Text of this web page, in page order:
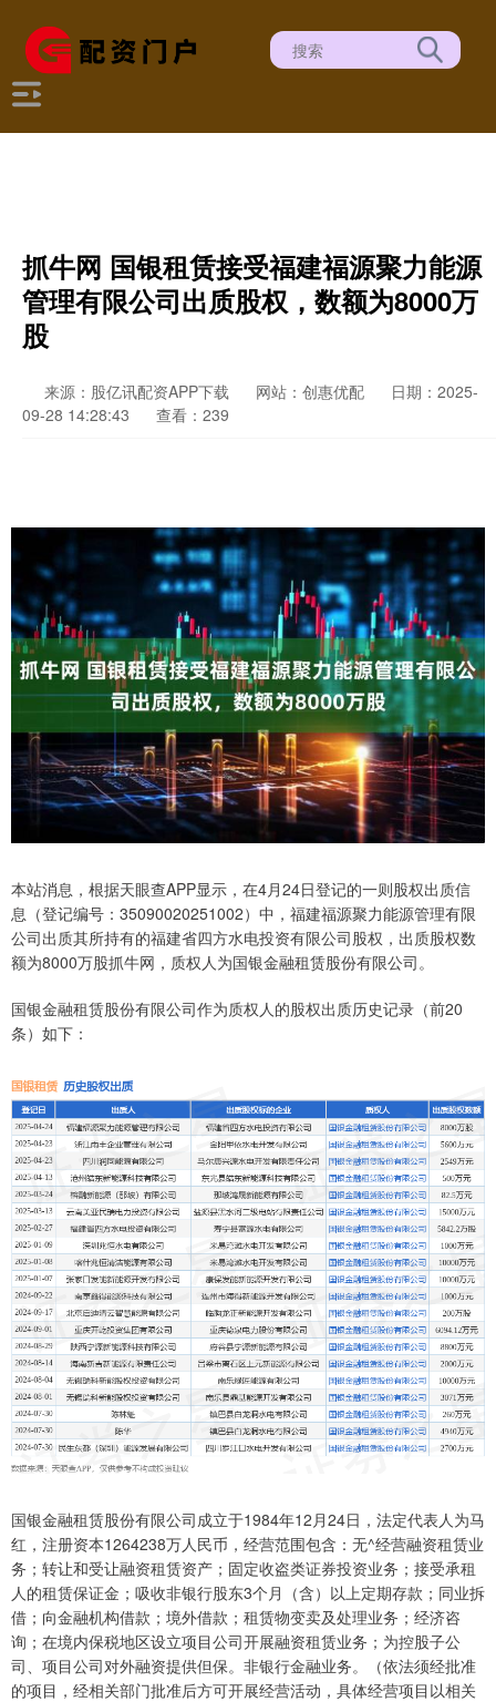
抓牛网 国银租赁接受福建福源聚力能源
管理有限公司出质股权，数额为8000万
股
来源：股亿讯配资APP下载 网站：创惠优配
日期：2025-
09-28 14:28:43
查看：239
本站消息，根据天眼查APP显示，在4月24日登记的一则股权出质信
息（登记编号：35090020251002）中，福建福源聚力能源管理有限
公司出质其所持有的福建省四方水电投资有限公司股权，出质股权数
额为8000万股抓牛网，质权人为国银金融租赁股份有限公司。
国银金融租赁股份有限公司作为质权人的股权出质历史记录（前20
条）如下：
国银金融租赁股份有限公司成立于1984年12月24日，法定代表人为马
红，注册资本1264238万人民币，经营范围包含：无^经营融资租赁业
务；转让和受让融资租赁资产；固定收盗类证券投资业务；接受承租
人的租赁保证金；吸收非银行股东3个月（含）以上定期存款；同业拆
借；向金融机构借款；境外借款；租赁物变卖及处理业务；经济咨
询；在境内保税地区设立项目公司开展融资租赁业务；为控股子公
司、项目公司对外融资提供但保。非银行金融业务。（依法须经批准
的项目，经相关部门批准后方可开展经营活动，具体经营项目以相关